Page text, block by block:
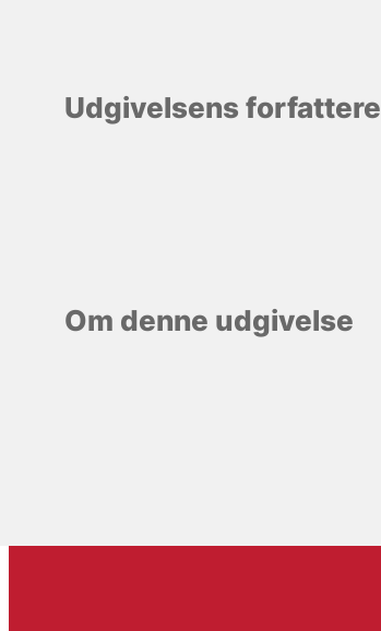
Udgivelsens forfattere
Om denne udgivelse